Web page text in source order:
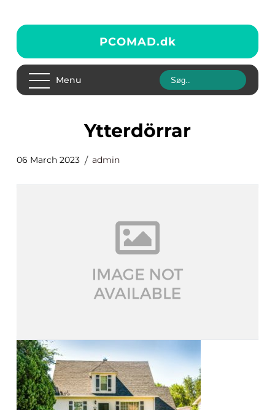
PCOMAD.dk
Menu
Ytterdörrar
06 March 2023 admin